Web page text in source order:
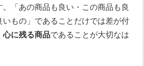
。「あの商品も良い・この商品も良
いもの」であることだけでは差が付
心に残る商品であることが大切なは